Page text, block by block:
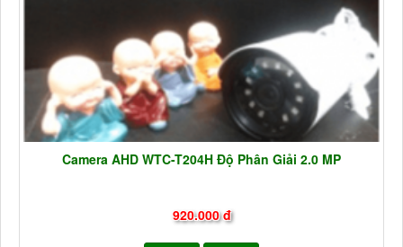
Camera AHD WTC-T204H Độ Phân Giải 2.0 MP
920.000 đ